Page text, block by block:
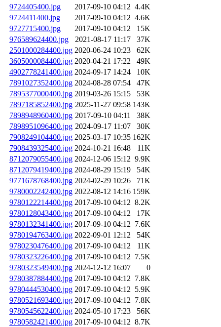
9724405400.jpg
2017-09-10 04:12 4.4K
9724411400.jpg
2017-09-10 04:12 4.6K
9727715400.jpg
2017-09-10 04:12
15K
976589624400.jpg
2021-08-17 11:17
37K
2501000284400.jpg 2020-06-24 10:23
62K
3605000084400.jpg 2020-04-21 17:22
49K
4902778241400.jpg 2024-09-17 14:24
10K
7891027352400.jpg 2024-08-28 07:54
47K
7895377000400.jpg 2019-03-26 15:15
53K
7897185852400.jpg 2025-11-27 09:58 143K
7898948960400.jpg 2017-09-10 04:11
38K
7898951096400.jpg 2024-09-17 11:07
30K
7908249104400.jpg 2025-03-17 10:35 162K
7908439325400.jpg 2024-10-21 16:48
11K
8712079055400.jpg 2024-12-06 15:12 9.9K
8712079419400.jpg 2024-08-29 15:19
54K
9771678768400.jpg 2024-02-29 10:26
71K
9780002242400.jpg 2022-08-12 14:16 159K
9780122214400.jpg 2017-09-10 04:12 8.2K
9780128043400.jpg 2017-09-10 04:12
17K
9780132341400.jpg 2017-09-10 04:12 7.6K
9780194763400.jpg 2022-09-01 12:12
54K
9780230476400.jpg 2017-09-10 04:12
11K
9780323226400.jpg 2017-09-10 04:12 7.5K
9780323549400.jpg 2024-12-12 16:07
0
9780387884400.jpg 2017-09-10 04:12 7.8K
9780444530400.jpg 2017-09-10 04:12 5.9K
9780521693400.jpg 2017-09-10 04:12 7.8K
9780545622400.jpg 2024-05-10 17:23
56K
9780582421400.jpg 2017-09-10 04:12 8.7K